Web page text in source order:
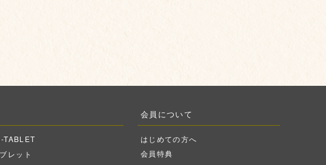
TABLET
レット
会員について
はじめての方へ
会員特典